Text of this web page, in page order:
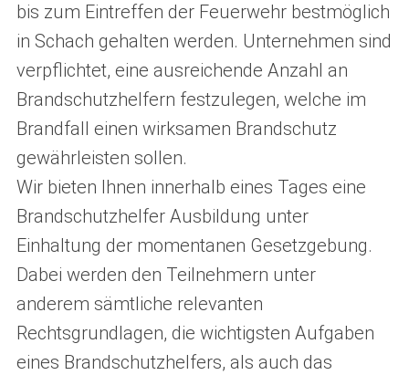
bis zum Eintreffen der Feuerwehr bestmöglich
in Schach gehalten werden. Unternehmen sind
verpflichtet, eine ausreichende Anzahl an
Brandschutzhelfern festzulegen, welche im
Brandfall einen wirksamen Brandschutz
gewährleisten sollen.
Wir bieten Ihnen innerhalb eines Tages eine
Brandschutzhelfer Ausbildung unter
Einhaltung der momentanen Gesetzgebung.
Dabei werden den Teilnehmern unter
anderem sämtliche relevanten
Rechtsgrundlagen, die wichtigsten Aufgaben
eines Brandschutzhelfers, als auch das